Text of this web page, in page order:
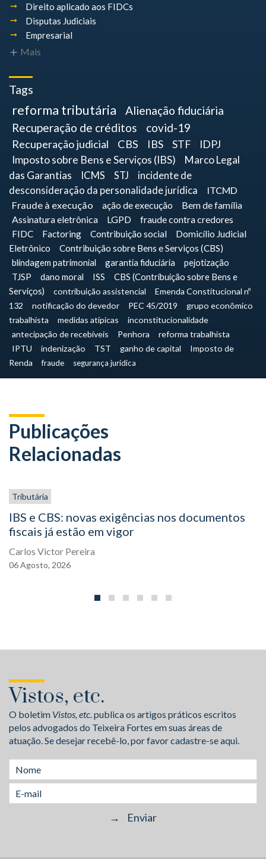
Direito aplicado aos FIDCs
Disputas Judiciais
Empresarial
Mais
Tags
reforma tributária
Alienação fiduciária
Recuperação de créditos
covid-19
Recuperação judicial CBS IBS STF
IDPJ
Imposto sobre Bens e Serviços (IBS)
Marco Legal
das Garantias
ICMS STJ
incidente de
desconsideração da personalidade jurídica
ITCMD
Fraude à execução
ação de execução
Bem de família
Assinatura eletrônica
LGPD fraude contra credores
FIDC Factoring Contribuição social
Domicílio Judicial
Eletrônico
Contribuição sobre Bens e Serviços (CBS)
blindagem patrimonial
garantia fiduciária
pejotização
TJSP
dano moral ISS
CBS (Contribuição sobre Bens e
Serviços)
contribuição assistencial
Emenda Constitucional nº
132
notificação do devedor PEC 45/2019
grupo econômico
trabalhista
medidas atípicas
inconstitucionalidade
antecipação de recebíveis
Penhora
reforma trabalhista
IPTU
indenização TST ganho de capital
Imposto de
Renda
fraude segurança jurídica
Publicações
Relacionadas
Tributária
IBS e CBS: novas exigências nos documentos
fiscais já estão em vigor
Carlos Victor Pereira
06Agosto, 2026
Vistos, etc.
O boletim Vistos, etc.publica os artigos práticos escritos
pelos advogados do Teixeira Fortes em suas áreas de
atuação. Se desejar recebê-lo, por favor cadastre-se aqui.